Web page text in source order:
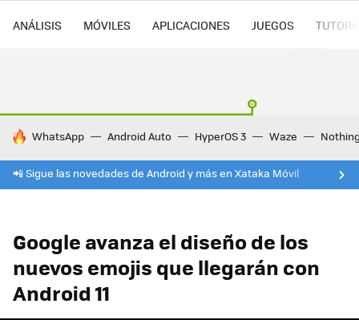
ANÁLISIS MÓVILES APLICACIONES JUEGOS
HOY SE HABLA DE
WhatsApp Android Auto HyperOS 3 Waze
📲 Sigue las novedades de Android y más en Xataka Móvil
Google avanza el diseño de los
nuevos emojis que llegarán con
Android 11